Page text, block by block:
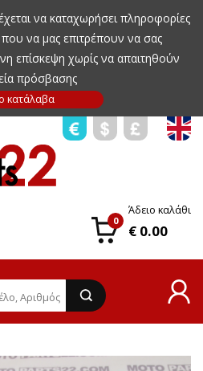
να καταχωρήσει πληροφορίες
να μας επιτρέπουν να σας
επίσκεψη χωρίς να απαιτηθούν
πρόσβασης
0
Άδειο καλάθι
€ 0.00